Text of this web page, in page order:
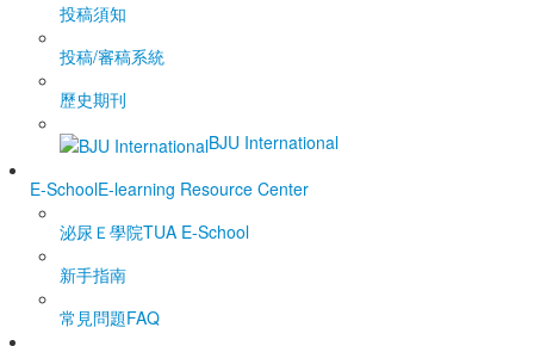
投稿須知
投稿/審稿系統
歷史期刊
BJU International
E-SchoolE-learning Resource Center
泌尿Ｅ學院TUA E-School
新手指南
常見問題FAQ